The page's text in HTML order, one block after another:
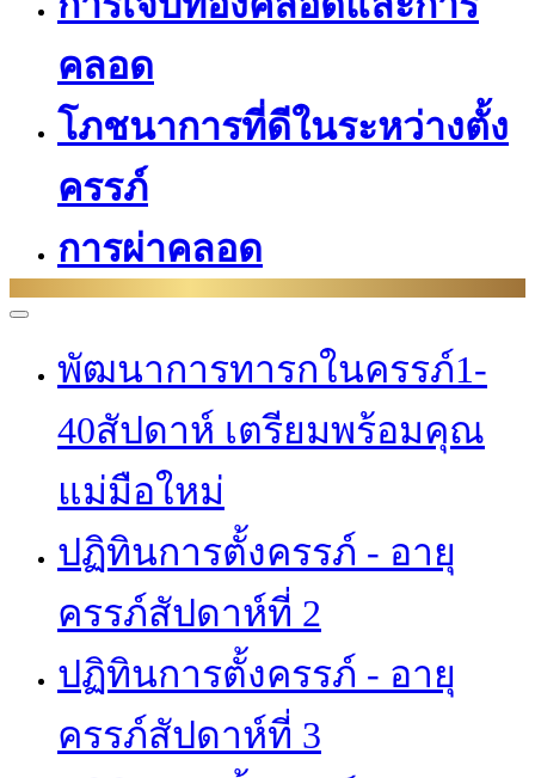
คลอด
โภชนาการที่ดีในระหว่างตั้ง
ครรภ์
การผ่าคลอด
พัฒนาการทารกในครรภ์1-
40สัปดาห์ เตรียมพร้อมคุณ
แม่มือใหม่
ปฏิทินการตั้งครรภ์ - อายุ
ครรภ์สัปดาห์ที่ 2
ปฏิทินการตั้งครรภ์ - อายุ
ครรภ์สัปดาห์ที่ 3